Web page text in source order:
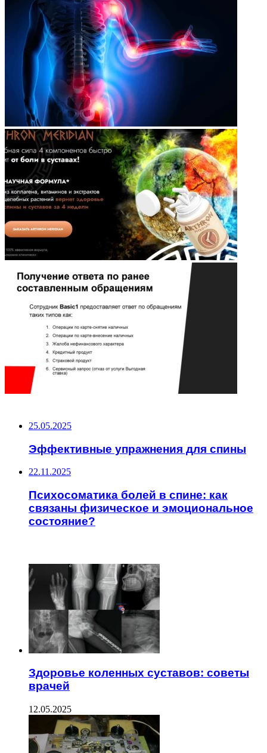
25.05.2025
Эффективные упражнения для спины
22.11.2025
Психосоматика болей в спине: как
связаны физическое и эмоциональное
состояние?
Здоровье коленных суставов: советы
врачей
12.05.2025